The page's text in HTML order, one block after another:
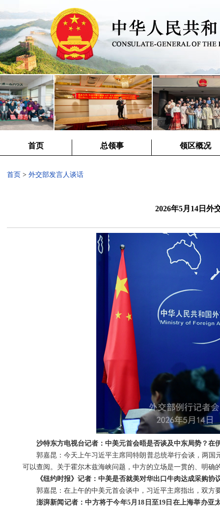
首页 总领事 领区概况
首页 > 外交部发言人谈话
2026年5月14日外
沙特东方电视台记者：中美元首会晤是否谈及中东局势？
郭嘉昆：今天上午习近平主席同特朗普总统举行会谈，两
可以查阅。关于霍尔木兹海峡问题，中方的立场是一贯的、明确
《纽约时报》记者：中美是否就美对华出口牛肉达成采购协
郭嘉昆：在上午的中美元首会谈中，习近平主席指出，双
澎湃新闻记者：中方将于今年5月18日至19日在上海举办